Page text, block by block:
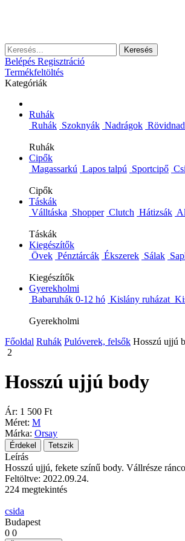
Keresés
Belépés Regisztráció
Termékfeltöltés
Kategóriák
Ruhák
Ruhák Szoknyák Nadrágok
Ruhák
Cipők
Magassarkú Lapos talpú Sportcipő
Cipők
Táskák
Válltáska Shopper Clutch Hátizsák
Táskák
Kiegészítők
Övek Pénztárcák Ékszerek Sálak
Kiegészítők
Gyerekholmi
Babaruhák 0-12 hó Kislány ruházat
Gyerekholmi
Főoldal Ruhák Pulóverek, felsők Hosszú ujjú
2
Hosszú ujjú body
Ár: 1 500 Ft
Méret: M
Márka: Orsay
Érdekel Tetszik
Leírás
Hosszú ujjú, fekete színű body. Vállrésze
Feltöltve: 2022.09.24.
224 megtekintés
csida
Budapest
0 0